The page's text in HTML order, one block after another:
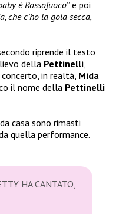
è Rossofuoco” e poi
che c’ho la gola secca,
riprende il testo
della Pettinelli
in realtà, Mida
il nome della Pettinelli
casa sono rimasti
quella performance.
HA CANTATO,